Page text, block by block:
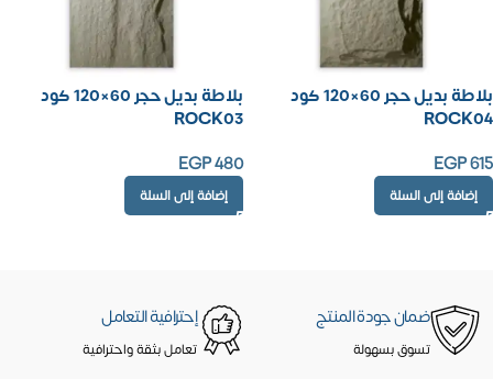
بلاطة بديل حجر 60×120 كود
ROCK04
EGP615
إضافة إلى السلة
بلاطة بديل حجر 60×120 كود
ROCK03
EGP480
إضافة إلى السلة
ضمان جودة المنتج
تسوق بسهولة
إحترافية التعامل
تعامل بثقة واحترافية